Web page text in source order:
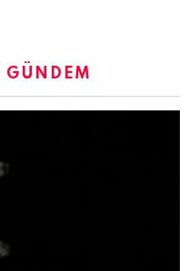
GÜNDEM